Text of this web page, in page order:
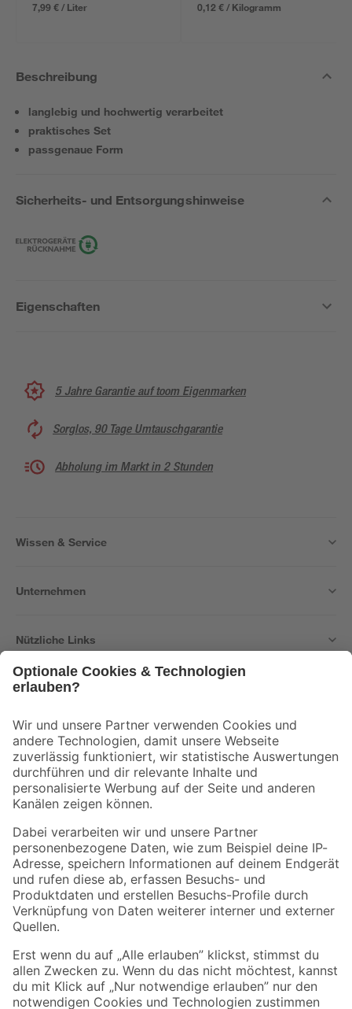
7,99 € / Liter 0,12 € / Kilogramm
Beschreibung
langlebig und hochwertig verarbeitet
praktisches Set
passgenaue Form
Sicherheits- und Entsorgungshinweise
Eigenschaften
5 Jahre Garantie auf toom Eigenmarken
Sorglos, 90 Tage Umtauschgarantie
Abholung im Markt in 2 Stunden
Wissen & Service
Unternehmen
Nützliche Links
Der toom Newsletter: Keine Angebote und Aktionen mehr verpassen!
Zur Newsletter Anmeldung
Folge uns
Zahlungsarten Versandarten
Sicher einkaufen
Jetzt die toom-App herunterladen